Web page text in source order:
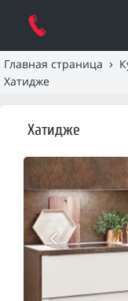
Главная страница ›
Хатидже
Хатидже